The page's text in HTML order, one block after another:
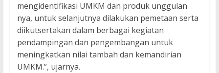
mengidentifikasi UMKM dan produk unggulan
nya, untuk selanjutnya dilakukan pemetaan serta
diikutsertakan dalam berbagai kegiatan
pendampingan dan pengembangan untuk
meningkatkan nilai tambah dan kemandirian
UMKM.”, ujarnya.